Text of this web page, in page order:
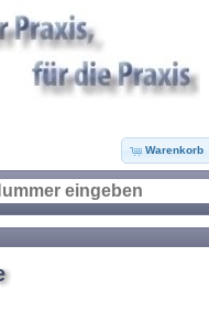
Warenkorb